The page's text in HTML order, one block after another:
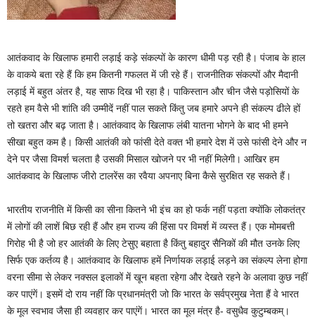
आतंकवाद के खिलाफ हमारी लड़ाई कड़े संकल्पों के कारण धीमी पड़ रही है। पंजाब के हाल
के वाकये बता रहे हैं कि हम कितनी गफलत में जी रहे हैं। राजनीतिक संकल्पों और मैदानी
लड़ाई में बहुत अंतर है, यह साफ दिख भी रहा है। पाकिस्तान और चीन जैसे पड़ोसियों के
रहते हम वैसे भी शांति की उम्मीदें नहीं पाल सकते किंतु जब हमारे अपने ही संकल्प ढीले हों
तो खतरा और बढ़ जाता है। आतंकवाद के खिलाफ लंबी यातना भोगने के बाद भी हमने
सीखा बहुत कम है। किसी आतंकी को फांसी देते वक्त भी हमारे देश में उसे फांसी देने और न
देने पर जैसा विमर्श चलता है उसकी मिसाल खोजने पर भी नहीं मिलेगी। आखिर हम
आतंकवाद के खिलाफ जीरो टालरेंस का रवैया अपनाए बिना कैसे सुरक्षित रह सकते हैं।
भारतीय राजनीति में किसी का सीना कितने भी इंच का हो फर्क नहीं पड़ता क्योंकि लोकतंत्र
में लोगों की लाशें बिछ रही हैं और हम राज्य की हिंसा पर विमर्श में व्यस्त हैं। एक मोमबत्ती
गिरोह भी है जो हर आतंकी के लिए टेसुए बहाता है किंतु बहादुर सैनिकों की मौत उनके लिए
सिर्फ एक कर्तव्य है। आतंकवाद के खिलाफ हमें निर्णायक लड़ाई लड़ने का संकल्प लेना होगा
वरना सीमा से लेकर नक्सल इलाकों में खून बहता रहेगा और देखते रहने के अलावा कुछ नहीं
कर पाएंगें। इसमें दो राय नहीं कि प्रधानमंत्री जो कि भारत के सर्वप्रमुख नेता हैं वे भारत
के मूल स्वभाव जैसा ही व्यवहार कर पाएंगें। भारत का मूल मंत्र है- वसुधैव कुटुम्बकम्।